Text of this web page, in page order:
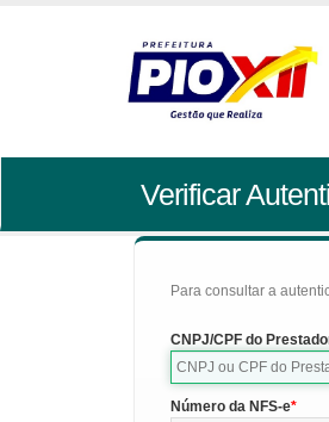
Verificar
Para consultar a
CNPJ/CPF do
Número da NFS-e